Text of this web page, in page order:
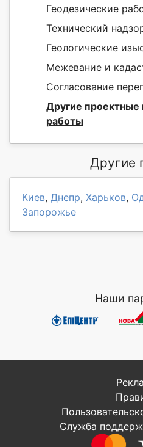
Геодезические
Технический
Геологические
Межевание и
Согласование
Другие проектные
работы
Другие
Киев, Днепр, Харьков,
Запорожье
Наши
Служба